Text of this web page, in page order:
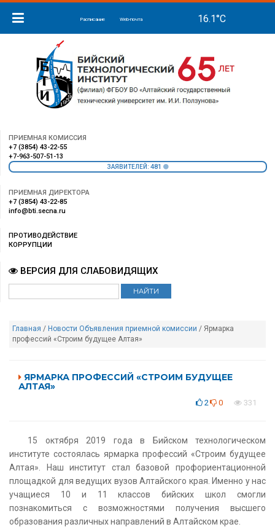
Расписание Web-почта
ПРИЕМНАЯ КОМИССИЯ
+7 (3854) 43-22-55
+7-963-507-51-13
ЗАЯВИТЕЛЕЙ: 481
ПРИЕМНАЯ ДИРЕКТОРА
+7 (3854) 43-22-85
info@bti.secna.ru
ПРОТИВОДЕЙСТВИЕ
КОРРУПЦИИ
ВЕРСИЯ ДЛЯ СЛАБОВИДЯЩИХ
Главная / Новости Объявления приемной комиссии / Ярмарка
профессий «Строим будущее Алтая»
ЯРМАРКА ПРОФЕССИЙ «СТРОИМ БУДУЩЕЕ
АЛТАЯ»
2 0 331
15 октября 2019 года в Бийском технологическом
институте состоялась ярмарка профессий «Строим будущее
Алтая». Наш институт стал базовой профориентационной
площадкой для ведущих вузов Алтайского края. Именно у нас
учащиеся 10 и 11 классов бийских школ смогли
познакомиться с возможностями получения высшего
образования различных направлений в Алтайском крае.